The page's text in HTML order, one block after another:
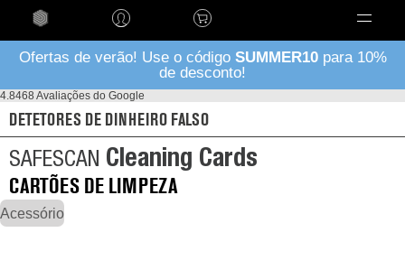
Ofertas de verão! Use o código SUMMER10para 10%
de desconto!
4.8468 Avaliações do Google
DETETORES DE DINHEIRO FALSO
SAFESCAN Cleaning Cards
CARTÕES DE LIMPEZA
Acessório